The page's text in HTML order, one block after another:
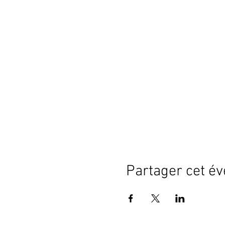
Partager cet